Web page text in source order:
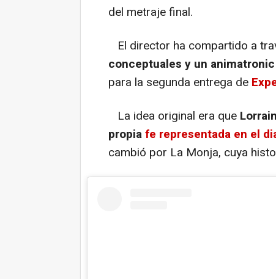
del metraje final.
El director ha compartido a
conceptuales y un animatronic
para la segunda entrega de
La idea original era que
propiafe representada en el
cambió por La Monja, cuya